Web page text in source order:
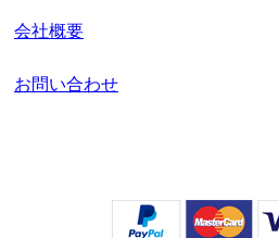
会社概要
お問い合わせ